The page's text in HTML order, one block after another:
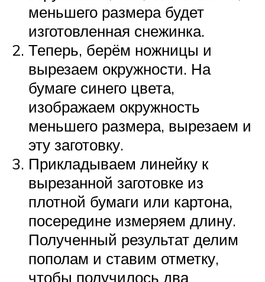
меньшего размера будет
изготовленная снежинка.
Теперь, берём ножницы и
вырезаем окружности. На
бумаге синего цвета,
изображаем окружность
меньшего размера, вырезаем и
эту заготовку.
Прикладываем линейку к
вырезанной заготовке из
плотной бумаги или картона,
посередине измеряем длину.
Полученный результат делим
пополам и ставим отметку,
чтобы получилось два